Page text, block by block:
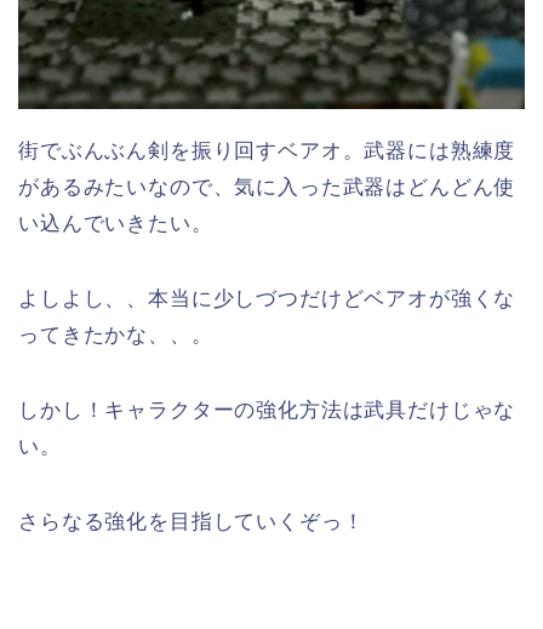
街でぶんぶん剣を振り回すベアオ。武器には熟練度
があるみたいなので、気に入った武器はどんどん使
い込んでいきたい。
よしよし、、本当に少しづつだけどベアオが強くな
ってきたかな、、。
しかし！キャラクターの強化方法は武具だけじゃな
い。
さらなる強化を目指していくぞっ！